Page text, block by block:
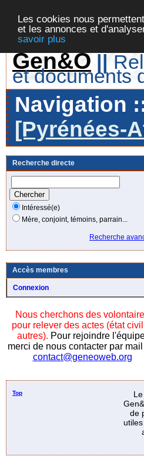
Les cookies nous
et les annonces et
savoir plus
Gen&O ||
et documents
Navigation
[Pyrénées-
Recherche directe
Intéressé(e)
Mère, conjoint, témoins, parrain...
Recherche
Accès membres
Connexion
Nous cherchons des
pour relever des actes (état
autres). Pour rejoindre
merci de nous contacter par
contact@geneoweb.org
Top
de